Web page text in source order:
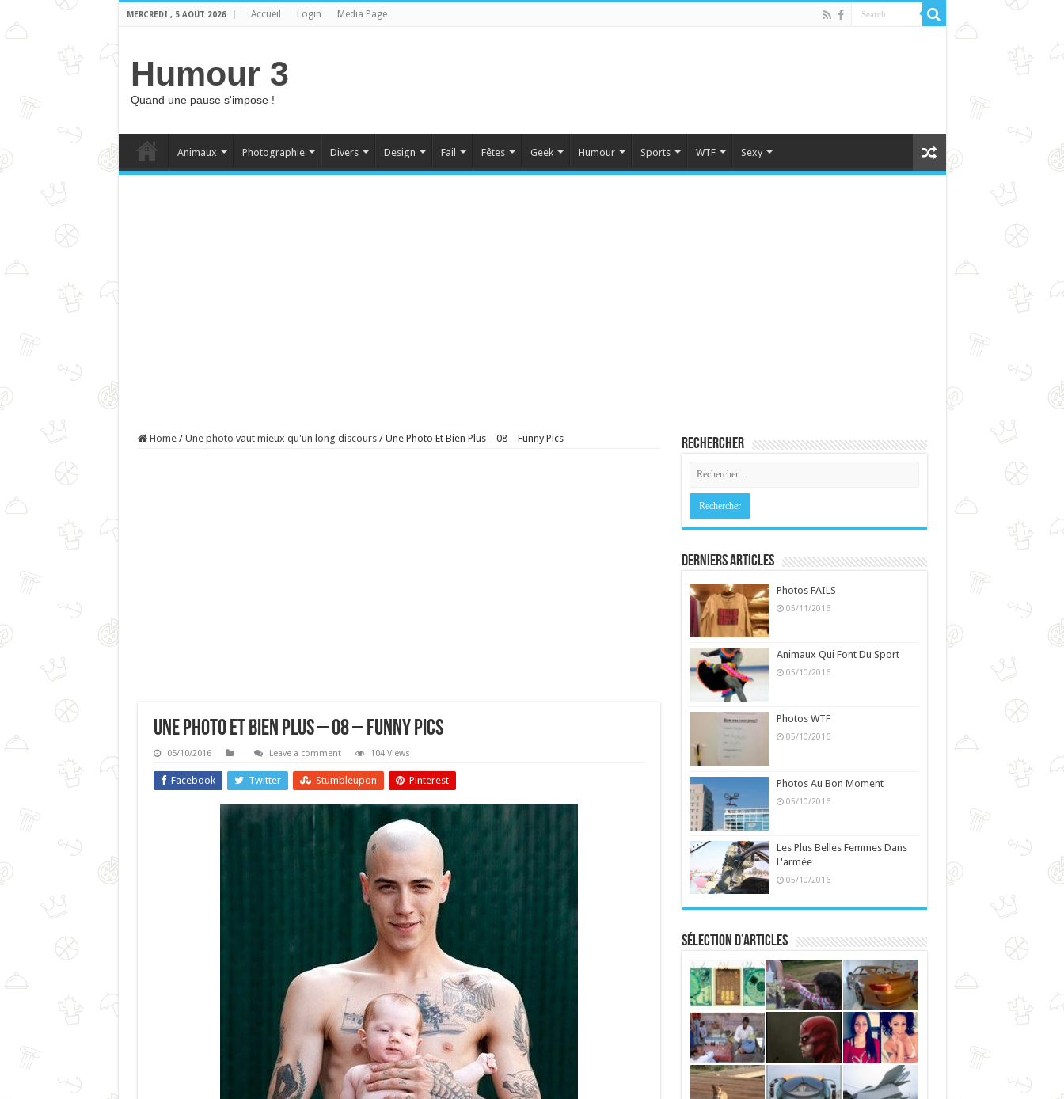
MERCREDI , 5 AOÛT 2026 Accueil Login Media Page
Humour 3
Quand une pause s'impose !
Animaux Photographie Divers Design Fail Fêtes Geek Humour Sports WTF Sexy
Home / Une photo vaut mieux qu'un long discours / Une Photo Et Bien Plus – 08 – Funny Pics
Une Photo Et Bien Plus – 08 – Funny Pics
05/10/2016 Leave a comment 104 Views
Facebook Twitter Stumbleupon Pinterest
Rechercher
Derniers Articles
Photos FAILS
05/11/2016
Animaux Qui Font Du Sport
05/10/2016
Photos WTF
05/10/2016
Photos Au Bon Moment
05/10/2016
Les Plus Belles Femmes Dans
L'armée
05/10/2016
Sélection d’articles